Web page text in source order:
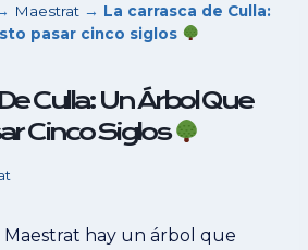
Maestrat → La carrasca de Culla:
pasar cinco siglos
Culla: Un Árbol Que
Cinco Siglos
hay un árbol que